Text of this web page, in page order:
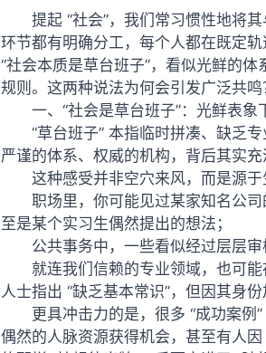
提起 “社会”， 我们 常习惯性地将
环节都有明确分工，每个人都在既定
“社会本质是草台班子”，看似光鲜的
规则。这两种说法为何会引发广泛共
一、“社会是草台班子”：光鲜表象
“草台班子” 本指临时拼凑、缺乏
严谨的体系、权威的机构，背后其实充
这种感受并非空穴来风，而是源于
职场里，你可能见过某家知名公
至是某个实习生偶然提出的想法；
公共事务中，一些看似经过层层
就连我们信赖的专业领域，也可
人士指出 “缺乏基本常识”，但因其身
更具冲击力的是，很多 “成功案例
偶然的人脉资源获得机会，甚至有人